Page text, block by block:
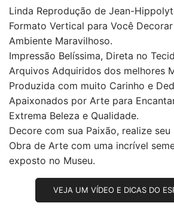
Linda Reprodução de Jean-
Formato Vertical para Você
Ambiente Maravilhoso.
Impressão Belíssima, Direta no
Arquivos Adquiridos dos melhores
Produzida com muito Carinho e
Apaixonados por Arte para
Extrema Beleza e Qualidade.
Decore com sua Paixão, realize seu
Obra de Arte com uma incrível
exposto no Museu.
VEJA UM VÍDEO E DICAS DO